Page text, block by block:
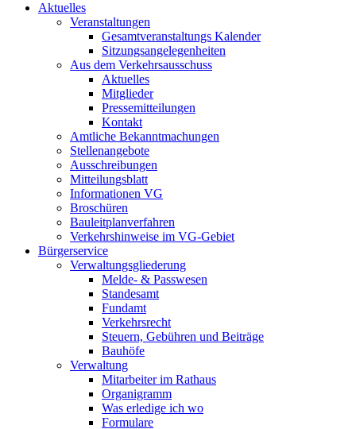
Aktuelles
Veranstaltungen
Gesamtveranstaltungs Kalender
Sitzungsangelegenheiten
Aus dem Verkehrsausschuss
Aktuelles
Mitglieder
Pressemitteilungen
Kontakt
Amtliche Bekanntmachungen
Stellenangebote
Ausschreibungen
Mitteilungsblatt
Informationen VG
Broschüren
Bauleitplanverfahren
Verkehrshinweise im VG-Gebiet
Bürgerservice
Verwaltungsgliederung
Melde- & Passwesen
Standesamt
Fundamt
Verkehrsrecht
Steuern, Gebühren und Beiträge
Bauhöfe
Verwaltung
Mitarbeiter im Rathaus
Organigramm
Was erledige ich wo
Formulare